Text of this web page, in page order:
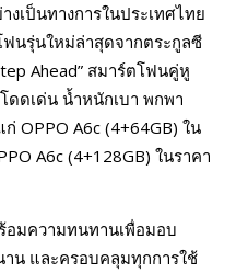
งเป็นทางการในประเทศไทย
ฟนรุ่นใหม่ล่าสุดจากตระกูลซี
Ahead” สมาร์ตโฟนคู่หู
ดเด่น น้ำหนักเบา พกพา
OPPO A6c (4+64GB) ใน
A6c (4+128GB) ในราคา
มความทนทานเพื่อมอบ
น และครอบคลุมทุกการใช้